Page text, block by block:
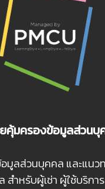
คุ้มครองข้อมูลส่วนบุ
มูลส่วนบุคคล และแนว
ำหรับผู้เช่า ผู้ใช้บริกา